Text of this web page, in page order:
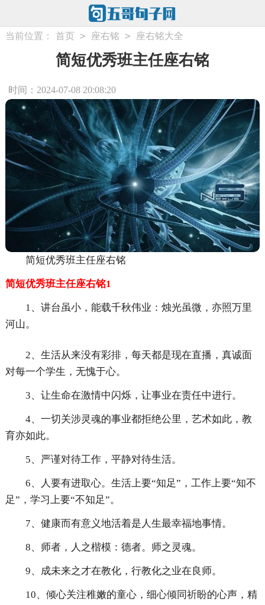
当前位置： 首页 > 座右铭 > 座右铭大全
简短优秀班主任座右铭
时间：2024-07-08 20:08:20
简短优秀班主任座右铭
简短优秀班主任座右铭1
1、讲台虽小，能载千秋伟业：烛光虽微，亦照万里
河山。
2、生活从来没有彩排，每天都是现在直播，真诚面
对每一个学生，无愧于心。
3、让生命在激情中闪烁，让事业在责任中进行。
4、一切关涉灵魂的事业都拒绝公里，艺术如此，教
育亦如此。
5、严谨对待工作，平静对待生活。
6、人要有进取心。生活上要“知足”，工作上要“知不
足”，学习上要“不知足”。
7、健康而有意义地活着是人生最幸福地事情。
8、师者，人之楷模：德者。师之灵魂。
9、成未来之才在教化，行教化之业在良师。
10、倾心关注稚嫩的童心，细心倾同祈盼的心声，精